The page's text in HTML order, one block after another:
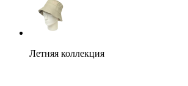
Летняя коллекция